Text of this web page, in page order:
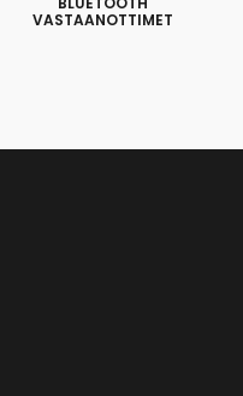
VASTAANOTTIMET